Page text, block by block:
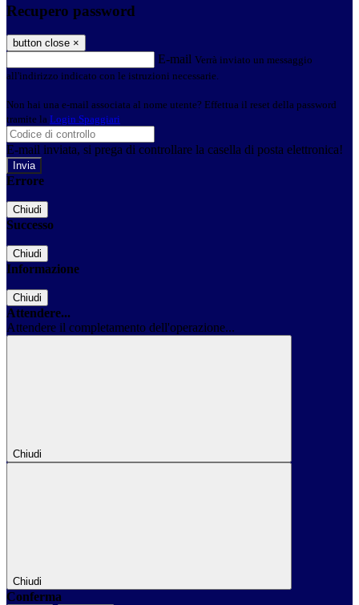
Recupero password
button close ×
E-mail Verrà inviato un messaggio
all'indirizzo indicato con le istruzioni necessarie.
Non hai una e-mail associata al nome utente? Effettua il reset della password
tramite la Login Spaggiari
E-mail inviata, si prega di controllare la casella di posta elettronica!
Errore
Chiudi
Successo
Chiudi
Informazione
Chiudi
Attendere...
Attendere il completamento dell'operazione...
Chiudi
Chiudi
Conferma